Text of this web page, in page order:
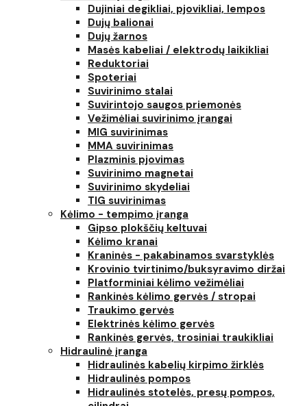
Dujiniai degikliai, pjovikliai, lempos
Dujų balionai
Dujų žarnos
Masės kabeliai / elektrodų laikikliai
Reduktoriai
Spoteriai
Suvirinimo stalai
Suvirintojo saugos priemonės
Vežimėliai suvirinimo įrangai
MIG suvirinimas
MMA suvirinimas
Plazminis pjovimas
Suvirinimo magnetai
Suvirinimo skydeliai
TIG suvirinimas
Kėlimo - tempimo įranga
Gipso plokščių keltuvai
Kėlimo kranai
Kraninės - pakabinamos svarstyklės
Krovinio tvirtinimo/buksyravimo diržai
Platforminiai kėlimo vežimėliai
Rankinės kėlimo gervės / stropai
Traukimo gervės
Elektrinės kėlimo gervės
Rankinės gervės, trosiniai traukikliai
Hidraulinė įranga
Hidraulinės kabelių kirpimo žirklės
Hidraulinės pompos
Hidraulinės stotelės, presų pompos,